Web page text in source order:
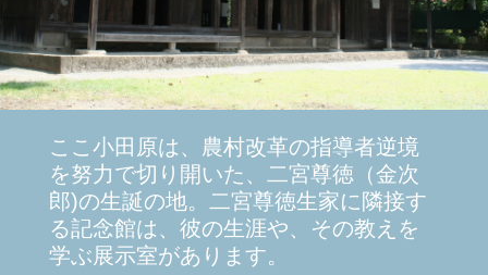
ここ小田原は、農村改革の指導者逆境
を努力で切り開いた、二宮尊徳（金次
郎)の生誕の地。二宮尊徳生家に隣接す
る記念館は、彼の生涯や、その教えを
学ぶ展示室があります。